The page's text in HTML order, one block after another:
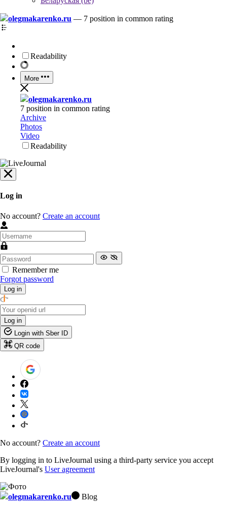
olegmakarenko.ru — 7 position in common rating
Readability
More
olegmakarenko.ru
7 position in common rating
Archive
Photos
Video
Readability
Log in
No account? Create an account
Remember me
Forgot password
Log in
Log in
Login with Sber ID
QR code
No account? Create an account
By logging in to LiveJournal using a third-party service you accept
LiveJournal's User agreement
olegmakarenko.ru Blog